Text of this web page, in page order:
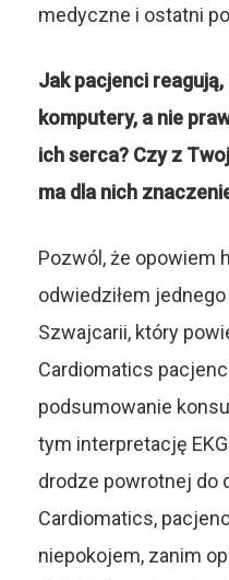
medyczne i ostatni
Jak pacjenci
komputery, a nie
ich serca? Czy z
ma dla nich
Pozwól, że opowiem
odwiedziłem
Szwajcarii, który
Cardiomatics
podsumowanie
tym interpretację
drodze powrotnej do
Cardiomatics,
niepokojem, zanim